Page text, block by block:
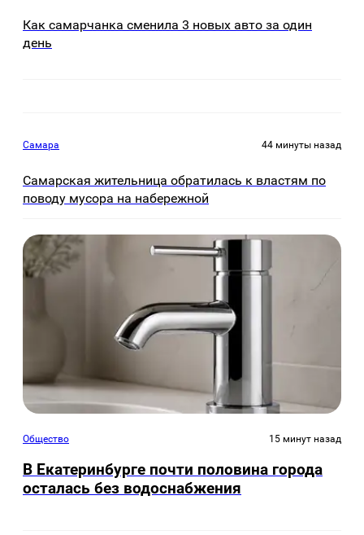
Как самарчанка сменила 3 новых авто за один
день
Самара 44 минуты назад
Самарская жительница обратилась к властям по
поводу мусора на набережной
Общество 15 минут назад
В Екатеринбурге почти половина города
осталась без водоснабжения